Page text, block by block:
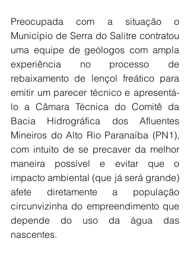
Preocupada com a situação o
Município de Serra do Salitre contratou
uma equipe de geólogos com ampla
experiência no processo de
rebaixamento de lençol freático para
emitir um parecer técnico e apresentá-
lo a Câmara Técnica do Comitê da
Bacia Hidrográfica dos Afluentes
Mineiros do Alto Rio Paranaíba (PN1),
com intuito de se precaver da melhor
maneira possível e evitar que o
impacto ambiental (que já será grande)
afete diretamente a população
circunvizinha do empreendimento que
depende do uso da água das
nascentes.